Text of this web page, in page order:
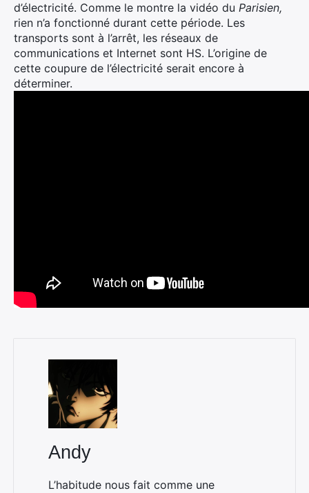
d’électricité. Comme le montre la vidéo du Parisien,
rien n’a fonctionné durant cette période. Les
transports sont à l’arrêt, les réseaux de
communications et Internet sont HS. L’origine de
cette coupure de l’électricité serait encore à
déterminer.
Andy
L’habitude nous fait comme une